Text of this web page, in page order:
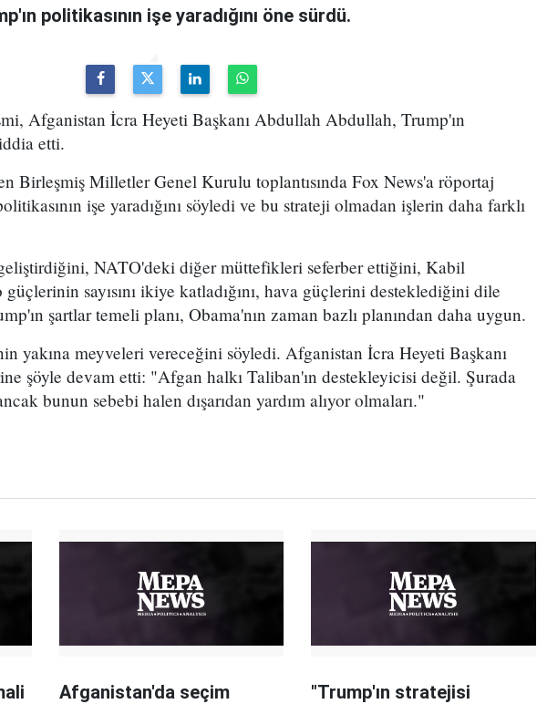
politikasının işe yaradığını öne sürdü.
Afganistan İcra Heyeti Başkanı Abdullah Abdullah, Trump'ın
etti.
Birleşmiş Milletler Genel Kurulu toplantısında Fox News'a röportaj
işe yaradığını söyledi ve bu strateji olmadan işlerin daha farklı
NATO'deki diğer müttefikleri seferber ettiğini, Kabil
sayısını ikiye katladığını, hava güçlerini desteklediğini dile
şartlar temeli planı, Obama'nın zaman bazlı planından daha uygun.
yakına meyveleri vereceğini söyledi. Afganistan İcra Heyeti Başkanı
şöyle devam etti: "Afgan halkı Taliban'ın destekleyicisi değil. Şurada
bunun sebebi halen dışarıdan yardım alıyor olmaları."
Afganistan'da seçim
"Trump'ın stratejisi